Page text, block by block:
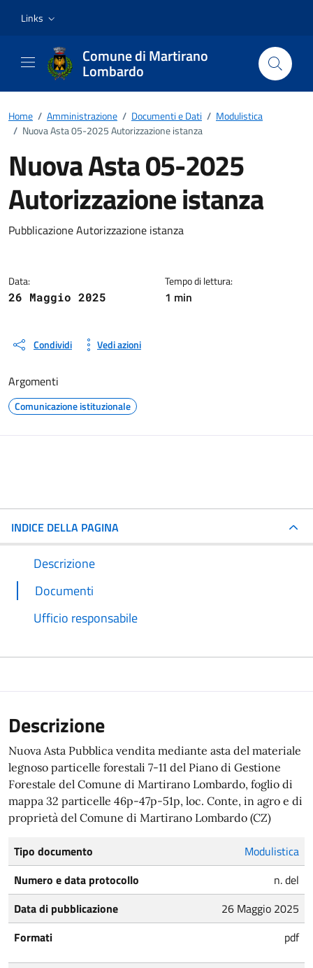
Links
Comune di Martirano
Lombardo
Home / Amministrazione / Documenti e Dati / Modulistica
/ Nuova Asta 05-2025 Autorizzazione istanza
Nuova Asta 05-2025
Autorizzazione istanza
Dettagli del documento
Pubblicazione Autorizzazione istanza
Data:
26 Maggio 2025
Tempo di lettura:
1 min
Condividi Vedi azioni
Argomenti
Comunicazione istituzionale
INDICE DELLA PAGINA
Descrizione
Documenti
Ufficio responsabile
Descrizione
Nuova Asta Pubblica vendita mediante asta del materiale
legnoso particelle forestali 7-11 del Piano di Gestione
Forestale del Comune di Martirano Lombardo, foglio di
mappa 32 particelle 46p-47p-51p, loc. Conte, in agro e di
proprietà del Comune di Martirano Lombardo (CZ)
Tipo documento
Modulistica
Numero e data protocollo
n. del
Data di pubblicazione
26 Maggio 2025
Formati
pdf